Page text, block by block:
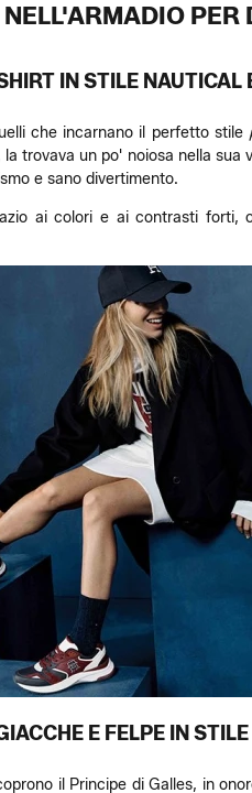
IN STILE NAUTICAL
che incarnano il perfetto stile
trovava un po' noiosa nella
e sano divertimento.
ai colori e ai contrasti
E FELPE IN
il Principe di Galles, in